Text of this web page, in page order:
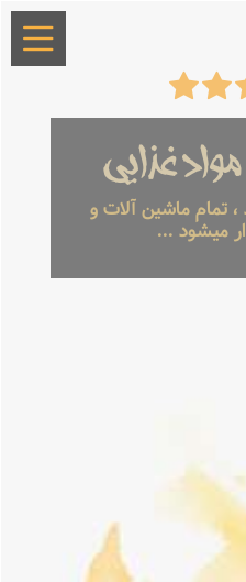
غذایی
تمام ماشین آلات و
میشود ...